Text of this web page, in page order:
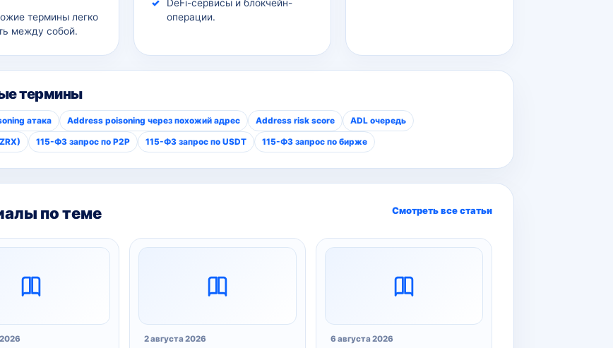
термины легко
между собой.
DeFi-сервисы и блокчейн-
операции.
термины
атака Address poisoning через похожий адрес Address risk score ADL очередь
115-ФЗ запрос по P2P 115-ФЗ запрос по USDT 115-ФЗ запрос по бирже
по теме Смотреть все статьи
2 августа 2026 6 августа 2026